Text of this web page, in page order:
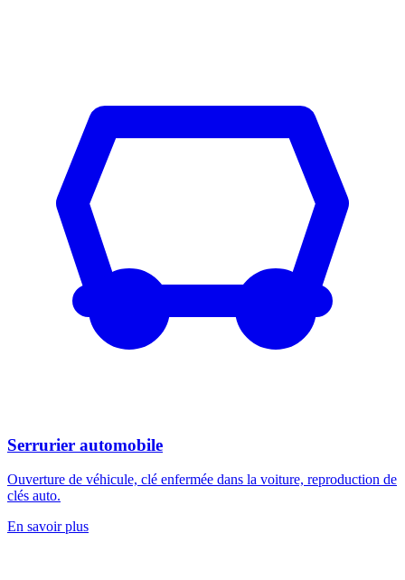
Serrurier automobile
Ouverture de véhicule, clé enfermée dans la voiture, reproduction de
clés auto.
En savoir plus